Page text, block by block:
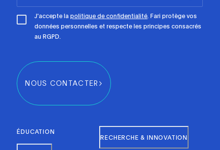
J'accepte lapolitique de confidentialité . Fari protège vos
données personnelles et respecte les principes consacrés
au RGPD.
NOUS CONTACTER
ÉDUCATION
RECHERCHE & INNOVATION